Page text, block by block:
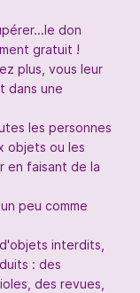
don
gratuit !
plus, vous leur
dans une
les personnes
objets ou les
en faisant de la
peu comme
interdits,
: des
des revues,